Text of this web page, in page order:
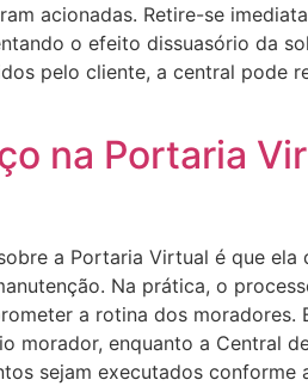
acionadas. Retire-se
o efeito dissuasório da
pelo cliente, a central pode
na Portaria
a Portaria Virtual é que ela
Na prática, o
a rotina dos moradores.
morador, enquanto a Central
sejam executados conforme